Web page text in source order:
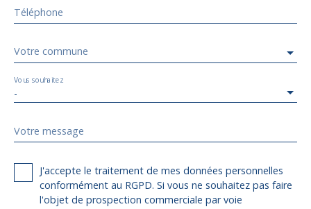
Téléphone
Votre commune
-
Vous souhaitez
Votre message
J'accepte le traitement de mes données personnelles
conformément au RGPD. Si vous ne souhaitez pas faire
l'objet de prospection commerciale par voie